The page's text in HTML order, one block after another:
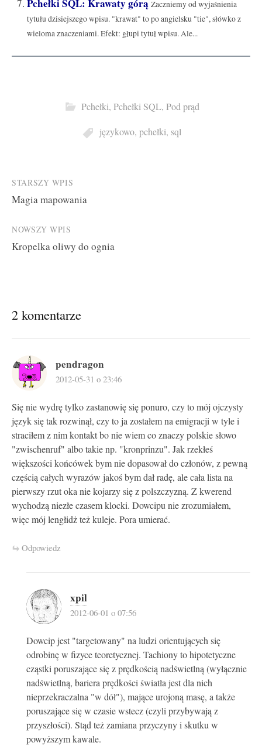
Pchełki SQL: Krawaty górą Zaczniemy od wyjaśnienia
tytułu dzisiejszego wpisu. "krawat" to po angielsku "tie", słówko z
wieloma znaczeniami. Efekt: głupi tytuł wpisu. Ale...
Pchełki, Pchełki SQL, Pod prąd
językowo, pchełki, sql
Post
navigation
STARSZY WPIS
Magia mapowania
NOWSZY WPIS
Kropelka oliwy do ognia
2 komentarze
pendragon
2012-05-31 o 23:46
Się nie wydrę tylko zastanowię się ponuro, czy to mój ojczysty
język się tak rozwinął, czy to ja zostałem na emigracji w tyle i
straciłem z nim kontakt bo nie wiem co znaczy polskie słowo
"zwischenruf" albo takie np. "kronprinzu". Jak rzekłeś
większości końcówek bym nie dopasował do członów, z pewną
częścią całych wyrazów jakoś bym dał radę, ale cała lista na
pierwszy rzut oka nie kojarzy się z polszczyzną. Z kwerend
wychodzą niezłe czasem klocki. Dowcipu nie zrozumiałem,
więc mój lengłidż też kuleje. Pora umierać.
Odpowiedz
xpil
2012-06-01 o 07:56
Dowcip jest "targetowany" na ludzi orientujących się
odrobinę w fizyce teoretycznej. Tachiony to hipotetyczne
cząstki poruszające się z prędkością nadświetlną (wyłącznie
nadświetlną, bariera prędkości światła jest dla nich
nieprzekraczalna "w dół"), mające urojoną masę, a także
poruszające się w czasie wstecz (czyli przybywają z
przyszłości). Stąd też zamiana przyczyny i skutku w
powyższym kawale.